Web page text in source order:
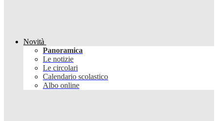
Novità
Panoramica
Le notizie
Le circolari
Calendario scolastico
Albo online